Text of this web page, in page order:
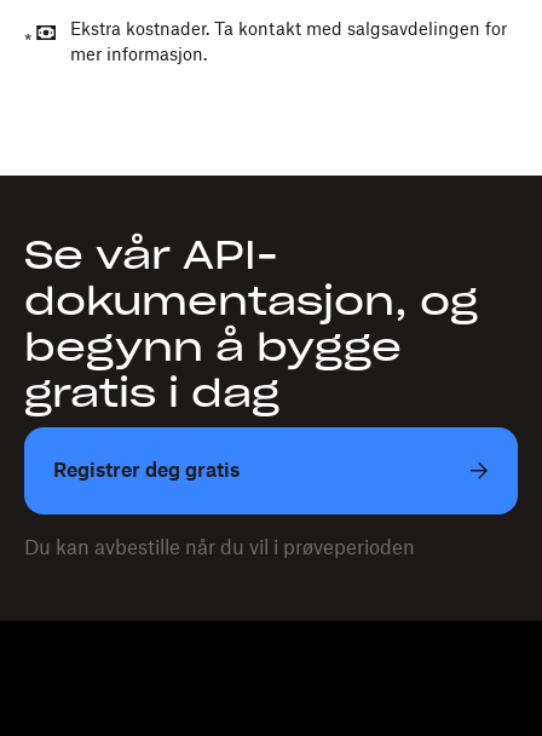
*
Ekstra kostnader. Ta kontakt med salgsavdelingen for
mer informasjon.
Se vår API-
dokumentasjon, og
begynn å bygge
gratis i dag
Registrer deg gratis
Du kan avbestille når du vil i prøveperioden